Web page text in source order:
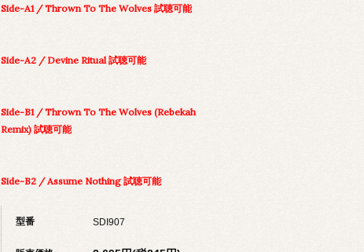
Side-A1 / Thrown To The Wolves 試聴可能
Side-A2 / Devine Ritual 試聴可能
Side-B1 / Thrown To The Wolves (Rebekah
Remix) 試聴可能
Side-B2 / Assume Nothing 試聴可能
型番 SDI907